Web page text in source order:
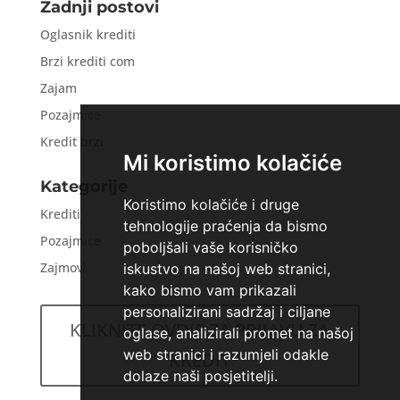
Mi koristimo kolačiće
Koristimo kolačiće i druge
tehnologije praćenja da bismo
poboljšali vaše korisničko
iskustvo na našoj web stranici,
kako bismo vam prikazali
personalizirani sadržaj i ciljane
oglase, analizirali promet na našoj
web stranici i razumjeli odakle
dolaze naši posjetitelji.
Zadnji postovi
Oglasnik krediti
Brzi krediti com
Zajam
Pozajmice
Kredit brzi
Kategorije
Krediti
Pozajmice
Zajmovi
KLIKNITE OVDJE ZA PRIJAVU ZA
KREDIT